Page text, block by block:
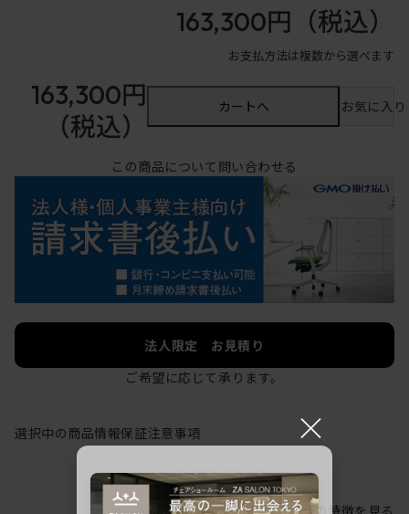
163,300円 （税込）
お支払方法は複数から選べます
163,300円
（税込）
カートへ お気に入
この商品について問い合わせる
法人限定 お見積り
ご希望に応じて承ります。
選択中の商品情報保証注意事項 ×